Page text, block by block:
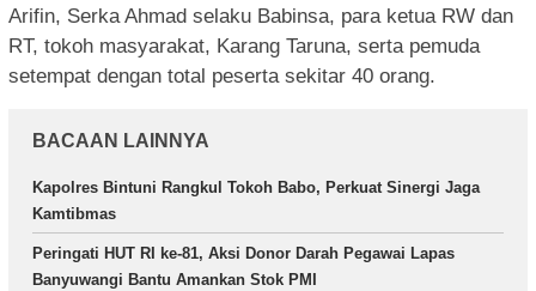
Arifin, Serka Ahmad selaku Babinsa, para ketua RW dan
RT, tokoh masyarakat, Karang Taruna, serta pemuda
setempat dengan total peserta sekitar 40 orang.
BACAAN LAINNYA
Kapolres Bintuni Rangkul Tokoh Babo, Perkuat Sinergi Jaga
Kamtibmas
Peringati HUT RI ke-81, Aksi Donor Darah Pegawai Lapas
Banyuwangi Bantu Amankan Stok PMI